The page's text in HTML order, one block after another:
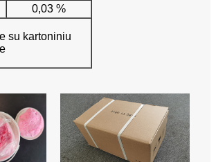
0,03 %
su kartoniniu